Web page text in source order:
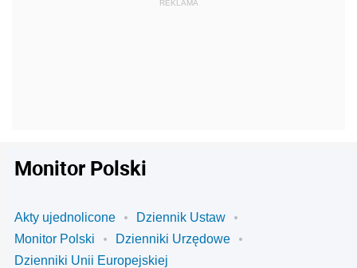
Monitor Polski
Akty ujednolicone
Dziennik Ustaw
Monitor Polski
Dzienniki Urzędowe
Dzienniki Unii Europejskiej